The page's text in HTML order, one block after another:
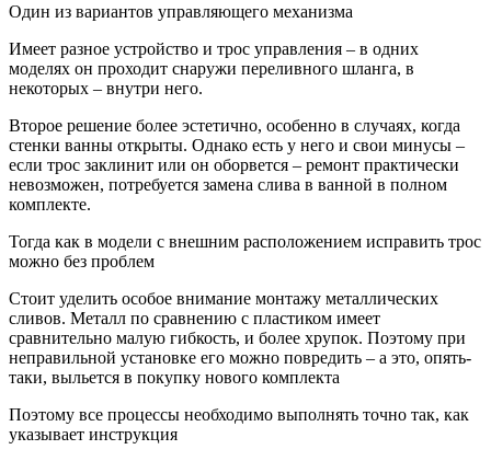
Один из вариантов управляющего механизма
Имеет разное устройство и трос управления – в одних
моделях он проходит снаружи переливного шланга, в
некоторых – внутри него.
Второе решение более эстетично, особенно в случаях, когда
стенки ванны открыты. Однако есть у него и свои минусы –
если трос заклинит или он оборвется – ремонт практически
невозможен, потребуется замена слива в ванной в полном
комплекте.
Тогда как в модели с внешним расположением исправить трос
можно без проблем
Стоит уделить особое внимание монтажу металлических
сливов. Металл по сравнению с пластиком имеет
сравнительно малую гибкость, и более хрупок. Поэтому при
неправильной установке его можно повредить – а это, опять-
таки, выльется в покупку нового комплекта
Поэтому все процессы необходимо выполнять точно так, как
указывает инструкция